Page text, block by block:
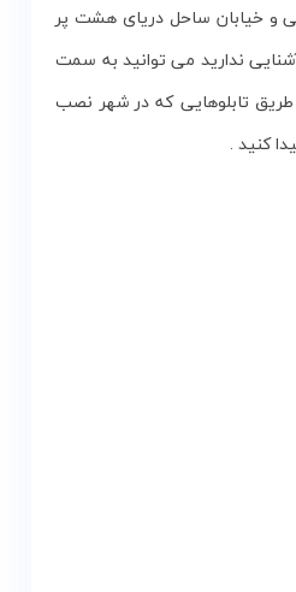
و خیابان ساحل دریای هشت پر
ندارید می توانید به سمت
طریق تابلوهایی که در شهر نصب
کنید .